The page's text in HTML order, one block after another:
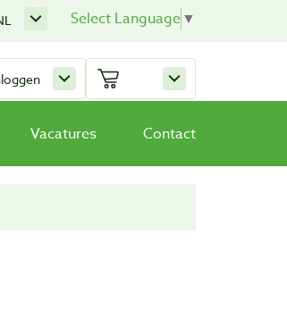
Select Language▼
Vacatures Contact